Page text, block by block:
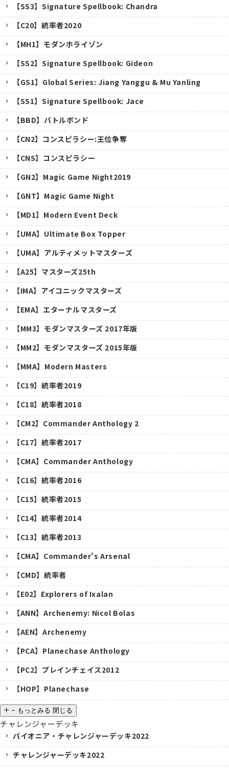
キャンセル
【SS3】Signature Spellbook: Chandra
【C20】統率者2020
【MH1】モダンホライゾン
【SS2】Signature Spellbook: Gideon
【GS1】Global Series: Jiang Yanggu & Mu Yanling
【SS1】Signature Spellbook: Jace
【BBD】バトルボンド
【CN2】コンスピラシー:王位争奪
【CNS】コンスピラシー
【GN2】Magic Game Night2019
【GNT】Magic Game Night
【MD1】Modern Event Deck
【UMA】Ultimate Box Topper
【UMA】アルティメットマスターズ
【A25】マスターズ25th
【IMA】アイコニックマスターズ
【EMA】エターナルマスターズ
【MM3】モダンマスターズ 2017年版
【MM2】モダンマスターズ 2015年版
【MMA】Modern Masters
【C19】統率者2019
【C18】統率者2018
【CM2】Commander Anthology 2
【C17】統率者2017
【CMA】Commander Anthology
【C16】統率者2016
【C15】統率者2015
【C14】統率者2014
【C13】統率者2013
【CMA】Commander's Arsenal
【CMD】統率者
【E02】Explorers of Ixalan
【ANN】Archenemy: Nicol Bolas
【AEN】Archenemy
【PCA】Planechase Anthology
【PC2】プレインチェイス2012
【HOP】Planechase
− もっとみる 閉じる
チャレンジャーデッキ
パイオニア・チャレンジャーデッキ2022
チャレンジャーデッキ2022